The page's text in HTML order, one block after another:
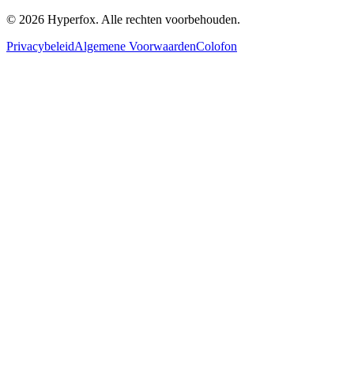
© 2026 Hyperfox. Alle rechten voorbehouden.
PrivacybeleidAlgemene VoorwaardenColofon